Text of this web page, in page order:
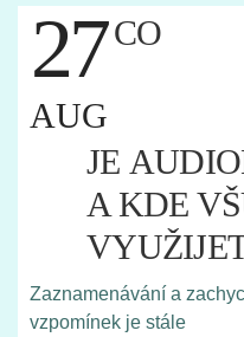
27
AUG
CO
JE
A KDE
Zaznamenávání a
vzpomínek je stále